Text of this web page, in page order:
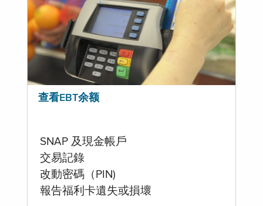
查看EBT余额
SNAP 及現金帳戶
交易記錄
改動密碼（PIN)
報告福利卡遺失或損壞